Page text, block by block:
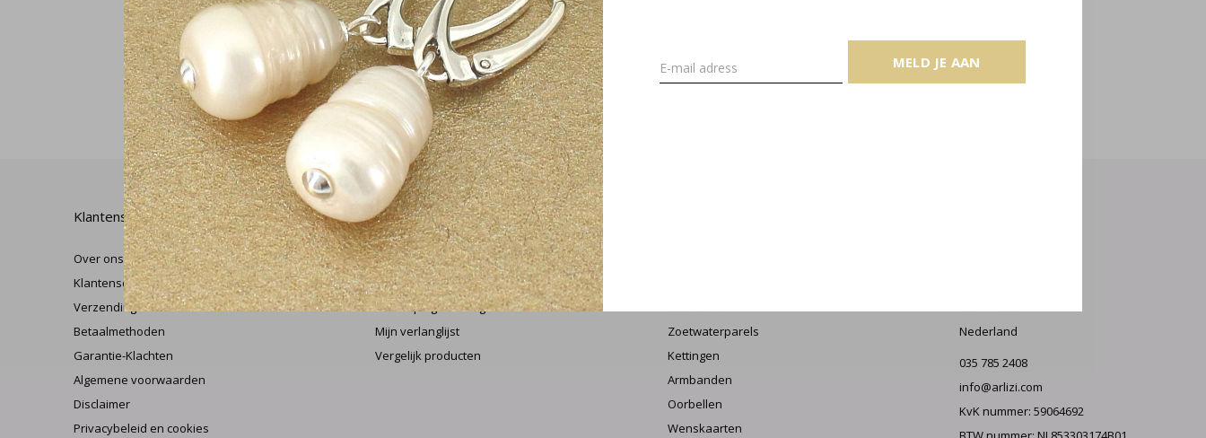
MELD JE AAN
Klantenservice
Over ons
Klantenservice
Verzending & retourneren
Betaalmethoden
Garantie-Klachten
Algemene voorwaarden
Disclaimer
Privacybeleid en cookies
Mijn account
Registreren
Mijn bestellingen
Herroeping aanvragen
Mijn verlanglijst
Vergelijk producten
Zoetwaterparels
Kettingen
Armbanden
Oorbellen
Wenskaarten
Nederland
035 785 2408
info@arlizi.com
KvK nummer: 59064692